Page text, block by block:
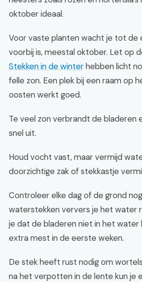
oktober ideaal.
Voor vaste planten wacht je tot de
voorbij is, meestal oktober. Let op
Stekken in de winterhebben licht
felle zon. Een plek bij een raam op
oosten werkt goed.
Te veel zon verbrandt de bladeren
snel uit.
Houd vocht vast, maar vermijd
doorzichtige zak of stekkastje
Controleer elke dag of de grond
waterstekken ververs je het water
je dat de bladeren niet in het water
extra mest in de eerste weken.
De stek heeft rust nodig om
na het verpotten in de lente kun je